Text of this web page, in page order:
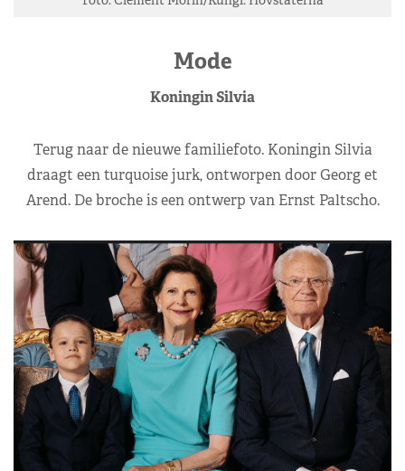
Mode
Koningin Silvia
Terug naar de nieuwe familiefoto. Koningin Silvia
draagt een turquoise jurk, ontworpen door Georg et
Arend. De broche is een ontwerp van Ernst Paltscho.